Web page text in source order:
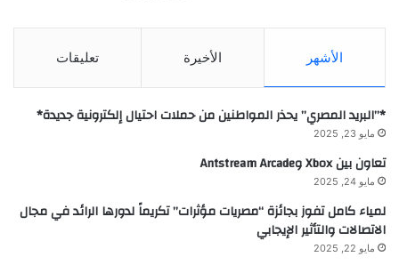
الأشهر الأخيرة تعليقات
*”البريد المصري” يحذر المواطنين من حملات احتيال إلكترونية جديدة*
مايو 23, 2025
تعاون بين Xbox وAntstream Arcade
مايو 24, 2025
لمياء كامل تفوز بجائزة “مصريات مؤثرات” تكريماً لدورها الرائد في مجال
الاتصالات والتأثير الإيجابي
مايو 22, 2025